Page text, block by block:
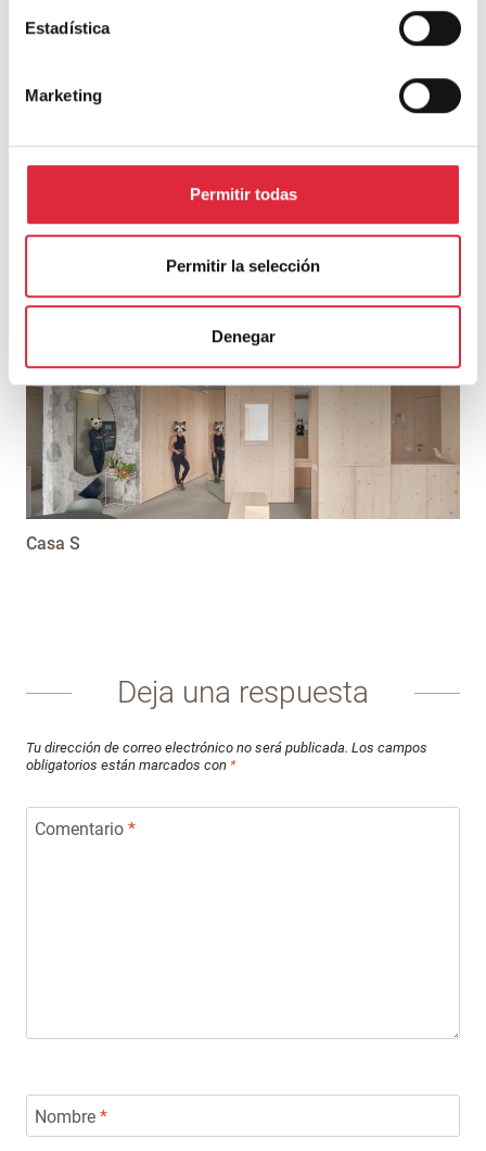
Estadística
Marketing
Permitir todas
Permitir la selección
Denegar
Codés
Casa S
Deja una respuesta
Tu dirección de correo electrónico no será publicada. Los campos
obligatorios están marcados con *
Comentario *
Nombre *